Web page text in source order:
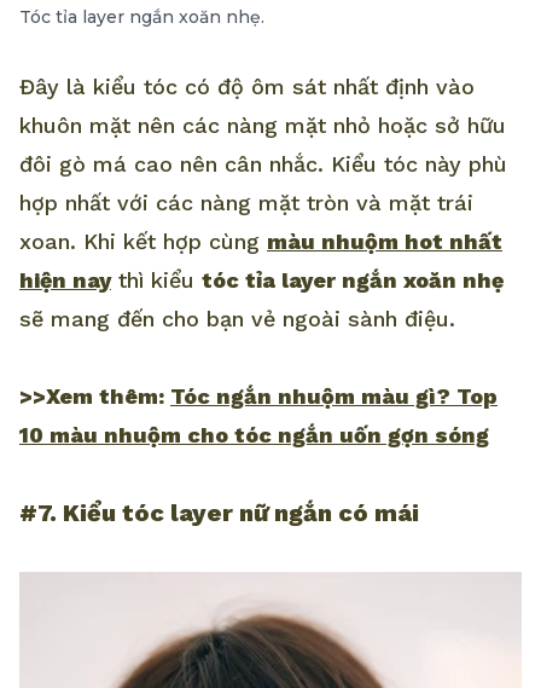
Tóc tỉa layer ngắn xoăn nhẹ.
Đây là kiểu tóc có độ ôm sát nhất định vào
khuôn mặt nên các nàng mặt nhỏ hoặc sở hữu
đôi gò má cao nên cân nhắc. Kiểu tóc này phù
hợp nhất với các nàng mặt tròn và mặt trái
xoan. Khi kết hợp cùng màu nhuộm hot nhất
hiện naythì kiểu tóc tỉa layer ngắn xoăn nhẹ
sẽ mang đến cho bạn vẻ ngoài sành điệu.
>>Xem thêm: Tóc ngắn nhuộm màu gì? Top
10 màu nhuộm cho tóc ngắn uốn gợn sóng
#7. Kiểu tóc layer nữ ngắn có mái